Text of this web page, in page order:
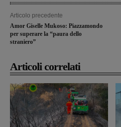
Articolo precedente
Amor Giselle Mukoso: Piazzamondo
per superare la “paura dello
straniero”
Articoli correlati